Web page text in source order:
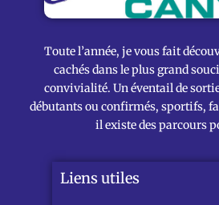
Toute l’année, je vous fait
cachés dans le plus grand
convivialité. Un éventail de
débutants ou confirmés, sportifs,
il existe des parcours
Liens utiles